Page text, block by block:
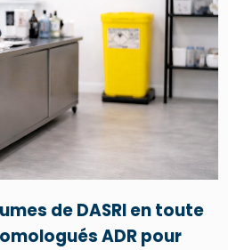
de DASRI en toute
ADR pour